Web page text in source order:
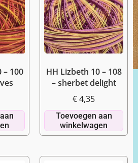
– 100
HH Lizbeth 10 – 108
– sherbet delight
€4,35
Toevoegen aan
winkelwagen